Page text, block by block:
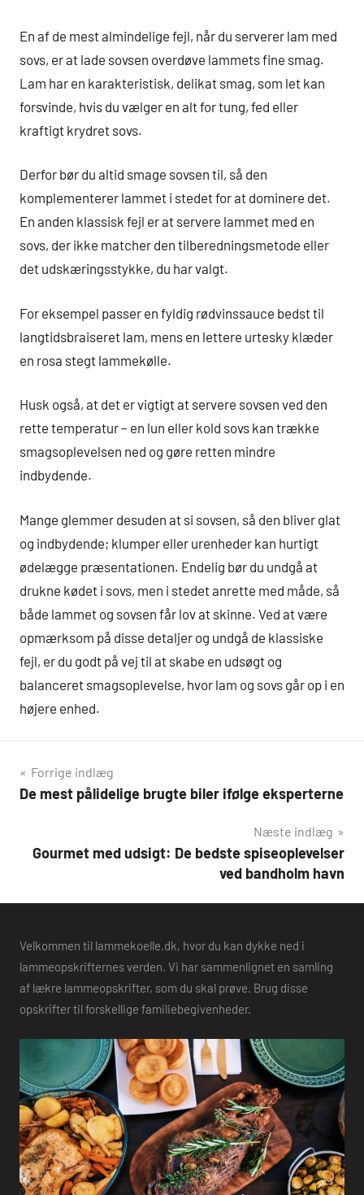
En af de mest almindelige fejl, når du serverer lam med
sovs, er at lade sovsen overdøve lammets fine smag.
Lam har en karakteristisk, delikat smag, som let kan
forsvinde, hvis du vælger en alt for tung, fed eller
kraftigt krydret sovs.
Derfor bør du altid smage sovsen til, så den
komplementerer lammet i stedet for at dominere det.
En anden klassisk fejl er at servere lammet med en
sovs, der ikke matcher den tilberedningsmetode eller
det udskæringsstykke, du har valgt.
For eksempel passer en fyldig rødvinssauce bedst til
langtidsbraiseret lam, mens en lettere urtesky klæder
en rosa stegt lammekølle.
Husk også, at det er vigtigt at servere sovsen ved den
rette temperatur – en lun eller kold sovs kan trække
smagsoplevelsen ned og gøre retten mindre
indbydende.
Mange glemmer desuden at si sovsen, så den bliver glat
og indbydende; klumper eller urenheder kan hurtigt
ødelægge præsentationen. Endelig bør du undgå at
drukne kødet i sovs, men i stedet anrette med måde, så
både lammet og sovsen får lov at skinne. Ved at være
opmærksom på disse detaljer og undgå de klassiske
fejl, er du godt på vej til at skabe en udsøgt og
balanceret smagsoplevelse, hvor lam og sovs går op i en
højere enhed.
Indlægsnavigation
Forrige indlæg
De mest pålidelige brugte biler ifølge eksperterne
Næste indlæg
Gourmet med udsigt: De bedste spiseoplevelser
ved bandholm havn
Velkommen til lammekoelle.dk, hvor du kan dykke ned i
lammeopskrifternes verden. Vi har sammenlignet en samling
af lækre lammeopskrifter, som du skal prøve. Brug disse
opskrifter til forskellige familiebegivenheder.